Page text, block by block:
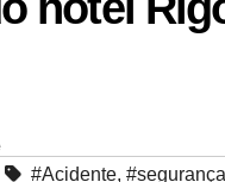
#Acidente,